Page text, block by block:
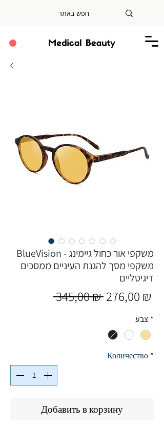
BlueVision משקפי אור כחול גיימינג -
משקפי מסך להגנת העיניים ממסכים
דיגיטליים
345,00 ₪ Обычная
276,00 ₪
צבע *
Количество *
Добавить в корзину